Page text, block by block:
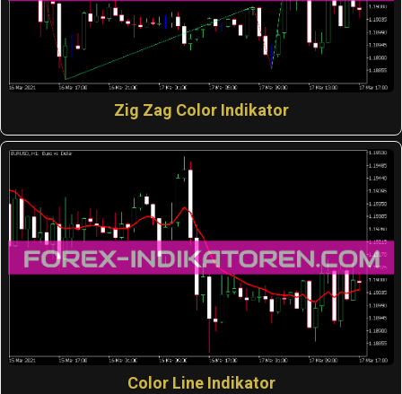
Zig Zag Color Indikator
Color Line Indikator